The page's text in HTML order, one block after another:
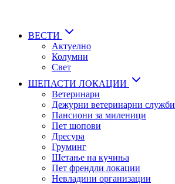
content
ВЕСТИ
Актуелно
Колумни
Свет
ШЕПАСТИ ЛОКАЦИИ
Ветеринари
Дежурни ветеринарни служби
Пансиони за миленици
Пет шопови
Дресура
Груминг
Шетање на кучиња
Пет френдли локации
Невладини организации